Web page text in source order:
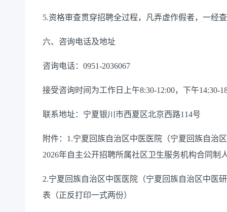
5.资格审查贯穿招聘全过程，凡弄虚作假者，一经
六、咨询电话及地址
咨询电话：0951-2036067
接受咨询时间为工作日上午8:30-12:00，下午14:30-
联系地址：宁夏银川市西夏区北京西路114号
附件：1.宁夏回族自治区中医医院（宁夏回族自治
2026年自主公开招聘所属社区卫生服务机构合同制
2.宁夏回族自治区中医医院（宁夏回族自治区中医
表（正反打印一式两份）